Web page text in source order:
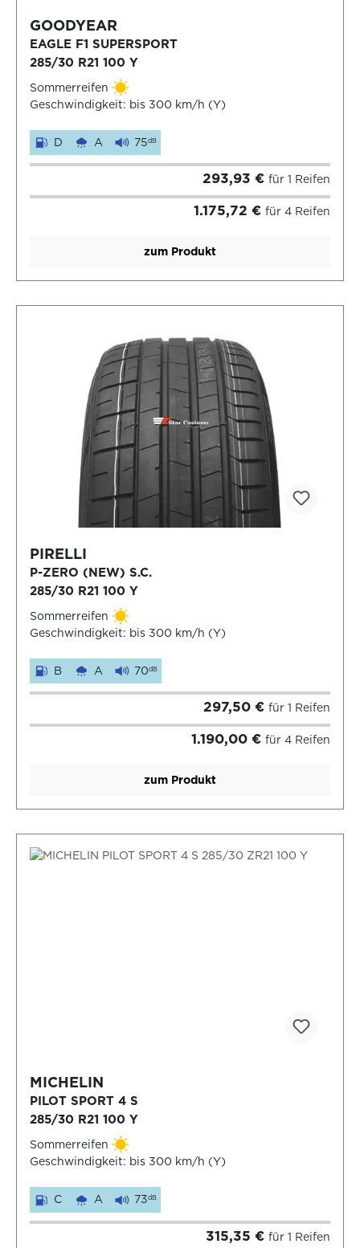
GOODYEAR
EAGLE F1 SUPERSPORT
285/30 R21 100 Y
Sommerreifen
Geschwindigkeit: bis 300 km/h (Y)
D A 75dB
293,93 € für 1 Reifen
1.175,72 € für 4 Reifen
zum Produkt
PIRELLI
P-ZERO (NEW) S.C.
285/30 R21 100 Y
Sommerreifen
Geschwindigkeit: bis 300 km/h (Y)
B A 70dB
297,50 € für 1 Reifen
1.190,00 € für 4 Reifen
zum Produkt
MICHELIN
PILOT SPORT 4 S
285/30 R21 100 Y
Sommerreifen
Geschwindigkeit: bis 300 km/h (Y)
C A 73dB
315,35 € für 1 Reifen